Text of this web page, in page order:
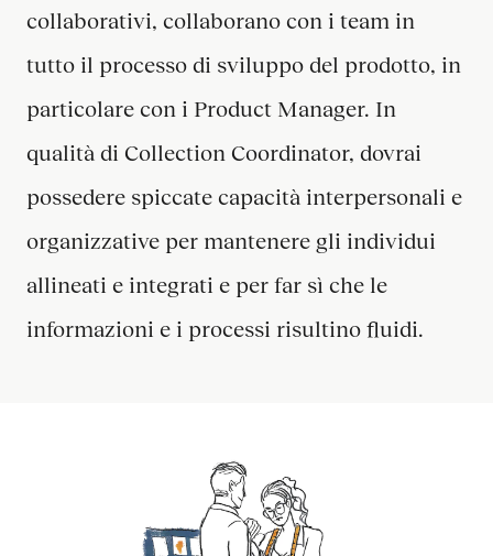
collaborativi, collaborano con i team in
tutto il processo di sviluppo del prodotto, in
particolare con i Product Manager. In
qualità di Collection Coordinator, dovrai
possedere spiccate capacità interpersonali e
organizzative per mantenere gli individui
allineati e integrati e per far sì che le
informazioni e i processi risultino fluidi.